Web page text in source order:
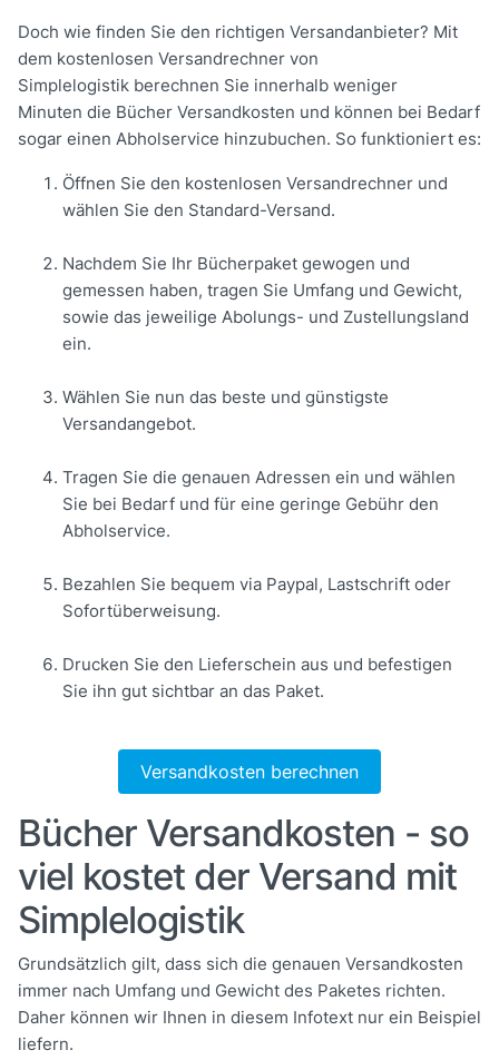
Doch wie finden Sie den richtigen Versandanbieter? Mit
dem kostenlosen Versandrechner von
Simplelogistik berechnen Sie innerhalb weniger
Minuten die Bücher Versandkosten und können bei Bedarf
sogar einen Abholservice hinzubuchen. So funktioniert es:
Öffnen Sie den kostenlosen Versandrechner und
wählen Sie den Standard-Versand.
Nachdem Sie Ihr Bücherpaket gewogen und
gemessen haben, tragen Sie Umfang und Gewicht,
sowie das jeweilige Abolungs- und Zustellungsland
ein.
Wählen Sie nun das beste und günstigste
Versandangebot.
Tragen Sie die genauen Adressen ein und wählen
Sie bei Bedarf und für eine geringe Gebühr den
Abholservice.
Bezahlen Sie bequem via Paypal, Lastschrift oder
Sofortüberweisung.
Drucken Sie den Lieferschein aus und befestigen
Sie ihn gut sichtbar an das Paket.
Versandkosten berechnen
Bücher Versandkosten - so
viel kostet der Versand mit
Simplelogistik
Grundsätzlich gilt, dass sich die genauen Versandkosten
immer nach Umfang und Gewicht des Paketes richten.
Daher können wir Ihnen in diesem Infotext nur ein Beispiel
liefern.